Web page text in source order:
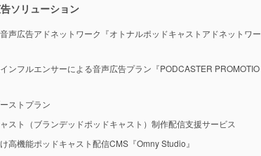
ソリューション
声広告アドネットワーク『オトナルポッドキャストアドネットワー
ンフルエンサーによる音声広告プラン『PODCASTER PROMOTIO
ストプラン
スト（ブランデッドポッドキャスト）制作配信支援サービス
高機能ポッドキャスト配信CMS『Omny Studio』